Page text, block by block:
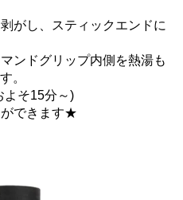
がし、スティックエンドに
ンドグリップ内側を熱湯も
。
よそ15分～)
ができます★